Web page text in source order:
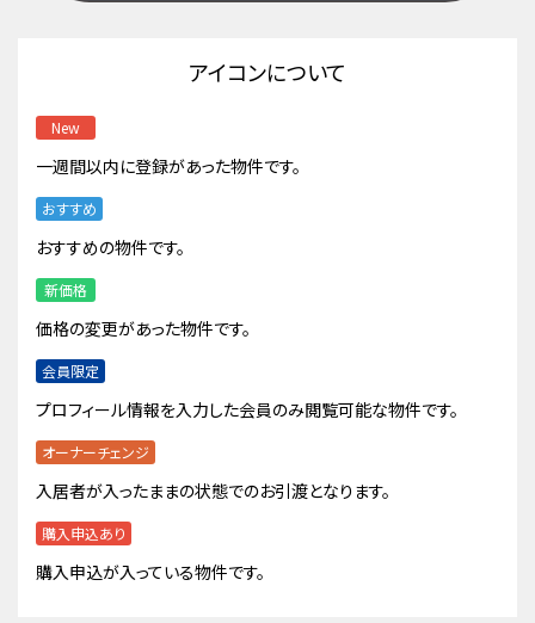
アイコンについて
New
一週間以内に登録があった物件です。
おすすめ
おすすめの物件です。
新価格
価格の変更があった物件です。
会員限定
プロフィール情報を入力した会員のみ閲覧可能な物件です。
オーナーチェンジ
入居者が入ったままの状態でのお引渡となります。
購入申込あり
購入申込が入っている物件です。